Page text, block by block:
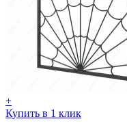
+
Купить в 1 клик